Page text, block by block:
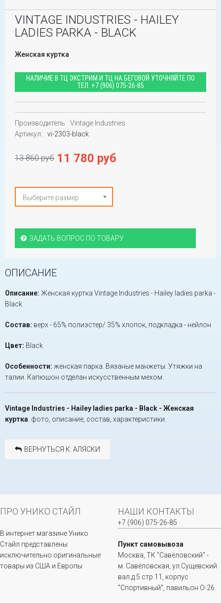
VINTAGE INDUSTRIES - HAILEY
LADIES PARKA - BLACK
Женская куртка
НАЛИЧИЕ В ТЦ ЭКСТРИМ И ТЦ НА БЕГОВОЙ УТОЧНЯЙТЕ ПО
ТЕЛ. +7 (906) 075-26-85
Производитель
Vintage Industries
Артикул:
vi-2303-black
13 860 руб 11 780 руб
Выберите размер
ЗАДАТЬ ВОПРОС ПО ТОВАРУ
ОПИСАНИЕ
Описание: Женская куртка Vintage Industries - Hailey ladies parka -
Black.
Состав: верх - 65% полиэстер/ 35% хлопок, подкладка - нейлон
Цвет: Black
Особенности: женская парка. Вязаные манжеты. Утяжки на
талии. Капюшон отделан искусственным мехом.
Vintage Industries - Hailey ladies parka - Black - Женская
куртка: фото, описание, состав, характеристики.
ВЕРНУТЬСЯ К: АЛЯСКИ
ПРО УНИКО СТАЙЛ
В интернет магазине Унико
Стайл представлены
исключительно оригинальные
товары из США и Европы
НАШИ КОНТАКТЫ
+7 (906) 075-26-85
Пункт самовывоза
Москва, ТК "Савёловский" -
м. Савёловская, ул.Сущевский
вал д.5 стр.11, корпус
"Спортивный", павильон О-26.